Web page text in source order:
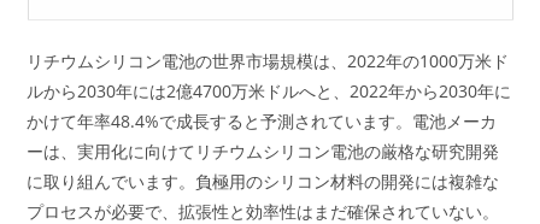
リチウムシリコン電池の世界市場規模は、2022年の1000万米ド
ルから2030年には2億4700万米ドルへと、2022年から2030年に
かけて年率48.4%で成長すると予測されています。電池メーカ
ーは、実用化に向けてリチウムシリコン電池の厳格な研究開発
に取り組んでいます。負極用のシリコン材料の開発には複雑な
プロセスが必要で、拡張性と効率性はまだ確保されていない。